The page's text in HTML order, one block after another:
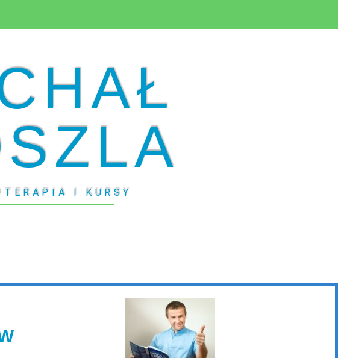
I KURSY